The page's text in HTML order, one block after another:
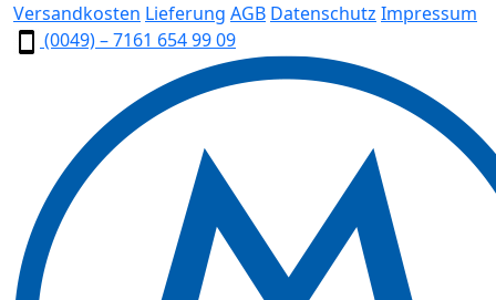
Versandkosten Lieferung AGB Datenschutz Impressum
(0049) – 7161 654 99 09